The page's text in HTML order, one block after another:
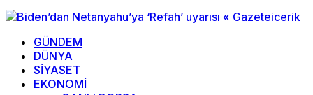
GÜNDEM
DÜNYA
SİYASET
EKONOMİ